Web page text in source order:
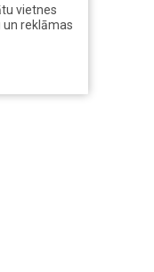
vietnes
reklāmas